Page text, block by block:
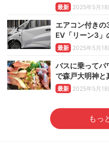
最新 2025年5月18
エアコン付き
EV「リーン3」
最新 2025年5月18
バスに乗って
で森戸大明神と
最新 2025年5月18
もっ